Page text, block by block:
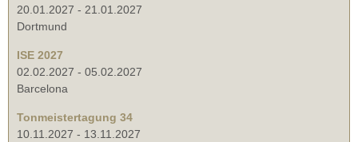
20.01.2027 - 21.01.2027
Dortmund
ISE 2027
02.02.2027 - 05.02.2027
Barcelona
Tonmeistertagung 34
10.11.2027 - 13.11.2027